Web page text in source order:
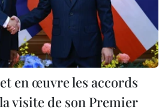
en œuvre les accords
visite de son Premier